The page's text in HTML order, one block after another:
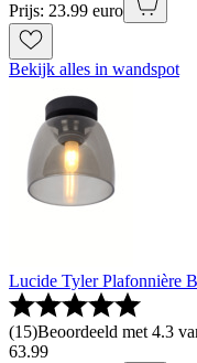
Prijs: 23.99 euro
Bekijk alles in wandspot
Lucide Tyler Plafonnière
(15)Beoordeeld met 4.3
63.99